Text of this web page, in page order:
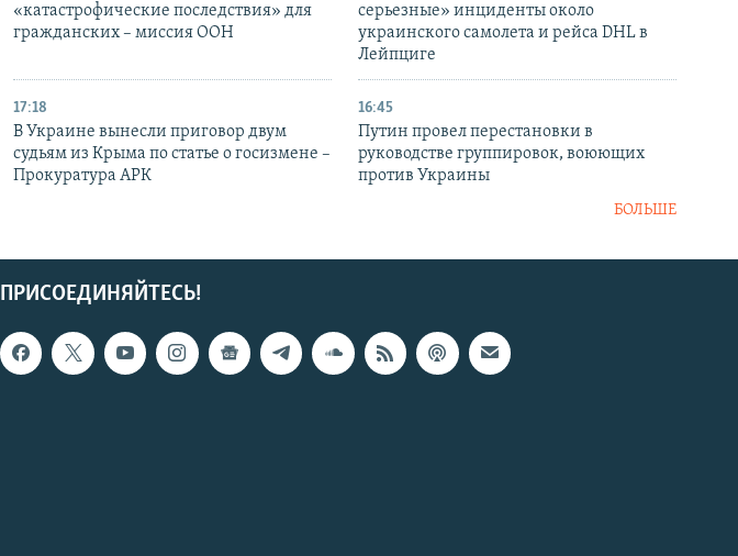
«катастрофические последствия» для
гражданских – миссия ООН
серьезные» инциденты около
украинского самолета и рейса DHL в
Лейпциге
17:18
В Украине вынесли приговор двум
судьям из Крыма по статье о госизмене –
Прокуратура АРК
16:45
Путин провел перестановки в
руководстве группировок, воюющих
против Украины
БОЛЬШЕ
ПРИСОЕДИНЯЙТЕСЬ!